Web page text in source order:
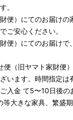
。
便） にてのお届けの
ご安心ください。
便） にてのお届けで
便 （旧ヤマト家財便
います。時間指定
入金 て5〜10日後の
等大きな家具、繁